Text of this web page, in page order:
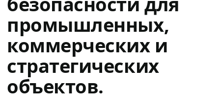
промышленных,
коммерческих и
стратегических
объектов.